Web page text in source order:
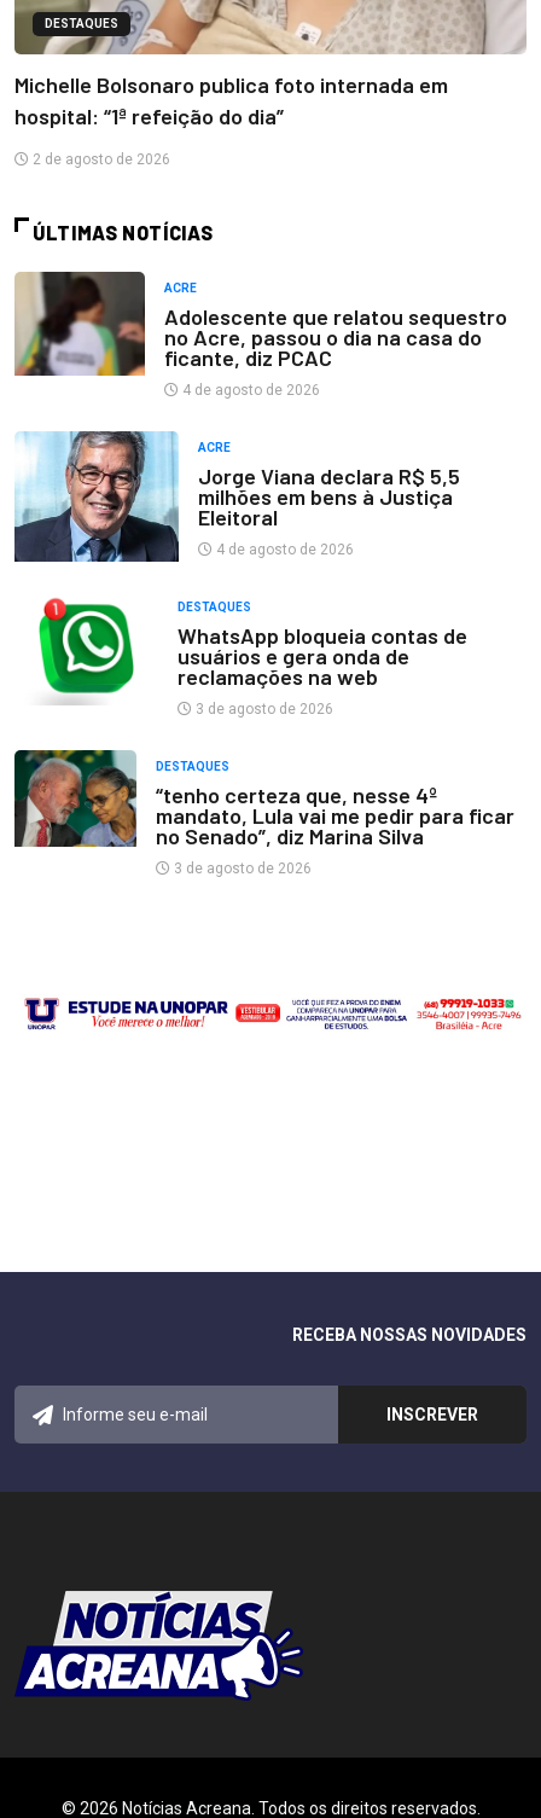
DESTAQUES
Michelle Bolsonaro publica foto internada em
hospital: “1ª refeição do dia”
2 de agosto de 2026
ÚLTIMAS NOTÍCIAS
ACRE
Adolescente que relatou sequestro
no Acre, passou o dia na casa do
ficante, diz PCAC
4 de agosto de 2026
ACRE
Jorge Viana declara R$ 5,5
milhões em bens à Justiça
Eleitoral
4 de agosto de 2026
DESTAQUES
WhatsApp bloqueia contas de
usuários e gera onda de
reclamações na web
3 de agosto de 2026
DESTAQUES
“tenho certeza que, nesse 4º
mandato, Lula vai me pedir para ficar
no Senado”, diz Marina Silva
3 de agosto de 2026
RECEBA NOSSAS NOVIDADES
© 2026 Notícias Acreana. Todos os direitos reservados.